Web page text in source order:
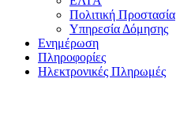
Πολιτική Προστασία
Υπηρεσία Δόμησης
Ενημέρωση
Πληροφορίες
Ηλεκτρονικές Πληρωμές